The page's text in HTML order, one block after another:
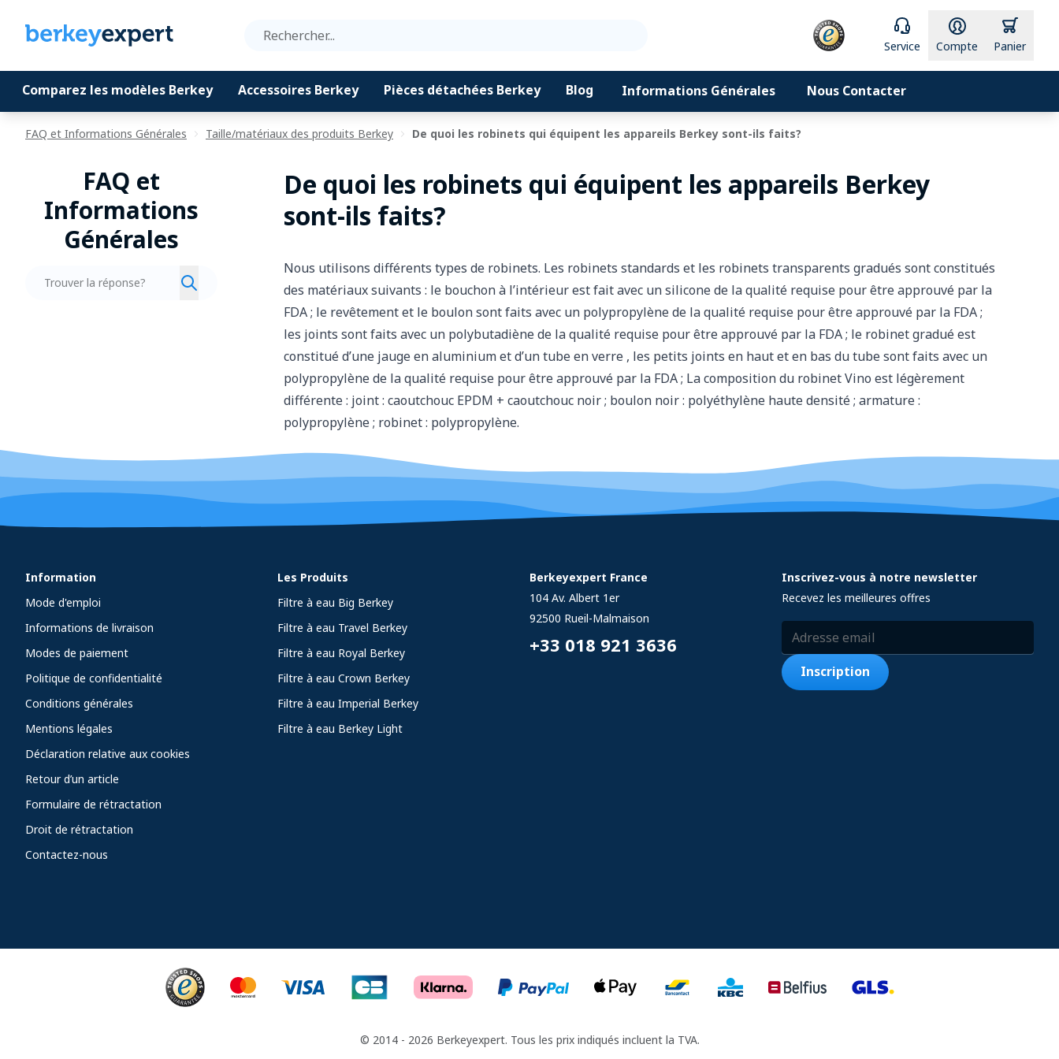
Allez au contenu
Comparez les modèles Berkey Accessoires Berkey Pièces détachées Berkey Blog Informations Générales Nous Contacter
Service Compte Panier
FAQ et Informations Générales Taille/matériaux des produits Berkey De quoi les robinets qui équipent les appareils Berkey sont-ils faits?
De quoi les robinets qui équipent les appareils Berkey
sont-ils faits?
Nous utilisons différents types de robinets. Les robinets standards et les robinets transparents gradués sont constitués
des matériaux suivants : le bouchon à l’intérieur est fait avec un silicone de la qualité requise pour être approuvé par la
FDA ; le revêtement et le boulon sont faits avec un polypropylène de la qualité requise pour être approuvé par la FDA ;
les joints sont faits avec un polybutadiène de la qualité requise pour être approuvé par la FDA ; le robinet gradué est
constitué d’une jauge en aluminium et d’un tube en verre , les petits joints en haut et en bas du tube sont faits avec un
polypropylène de la qualité requise pour être approuvé par la FDA ; La composition du robinet Vino est légèrement
différente : joint : caoutchouc EPDM + caoutchouc noir ; boulon noir : polyéthylène haute densité ; armature :
polypropylène ; robinet : polypropylène.
FAQ et
Informations
Générales
Recherche
Information
Mode d'emploi
Informations de livraison
Modes de paiement
Politique de confidentialité
Conditions générales
Mentions légales
Déclaration relative aux cookies
Retour d’un article
Formulaire de rétractation
Droit de rétractation
Contactez-nous
Les Produits
Filtre à eau Big Berkey
Filtre à eau Travel Berkey
Filtre à eau Royal Berkey
Filtre à eau Crown Berkey
Filtre à eau Imperial Berkey
Filtre à eau Berkey Light
Berkeyexpert France
104 Av. Albert 1er
92500 Rueil-Malmaison
+33 018 921 3636
Inscrivez-vous à notre newsletter
Recevez les meilleures offres
Adresse email
Inscription
© 2014 - 2026 Berkeyexpert. Tous les prix indiqués incluent la TVA.